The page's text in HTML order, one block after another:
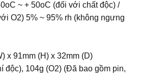
~ + 50oC (đối với chất độc) /
O2) 5% ~ 95% rh (không ngưng
x 91mm (H) x 32mm (D)
độc), 104g (O2) (Đã bao gồm pin,